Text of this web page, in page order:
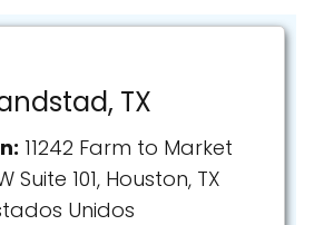
TX
11242 Farm to Market
Suite 101, Houston, TX
Unidos